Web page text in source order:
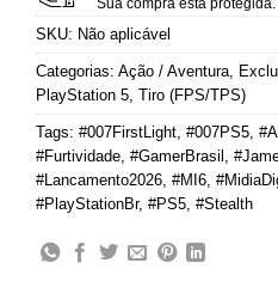
Sua compra está protegida.
SKU: Não aplicável
Categorias: Ação / Aventura
PlayStation 5 Tiro (FPS/TPS)
Tags: #007FirstLight #007PS5
#Furtividade #GamerBrasil
#Lancamento2026 #MI6
#PlayStationBr, #PS5 #Stealth